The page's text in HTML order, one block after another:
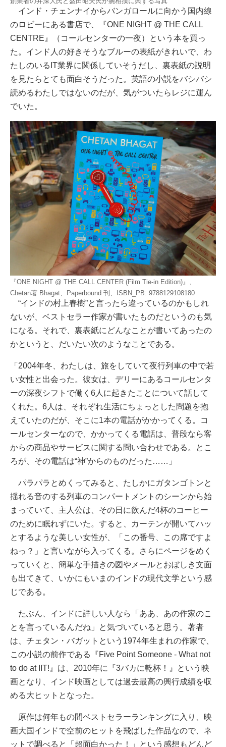
インド・チェンナイからバンガロールに向かう国内線
のロビーにある書店で、『ONE NIGHT @ THE CALL
CENTRE』（コールセンターの一夜）という本を買っ
た。インド人の好きそうなブルーの表紙がきれいで、わ
たしのいるIT業界に関係していそうだし、裏表紙の説明
を見たらとても面白そうだった。英語の小説をバシバシ
読めるわたしではないのだが、気がついたらレジに運ん
でいた。
『ONE NIGHT @ THE CALL CENTER (Film Tie-in Edition)』、
Chetan著 Bhagat、Paperbound 刊、ISBN_PB: 9788129108180
“インドの村上春樹”と言ったら違っているのかもしれ
ないが、ベストセラー作家が書いたものだというのも気
になる。それで、裏表紙にどんなことが書いてあったの
かというと、だいたい次のようなことである。
「2004年冬、わたしは、旅をしていて夜行列車の中で若
い女性と出会った。彼女は、デリーにあるコールセンタ
ーの深夜シフトで働く6人に起きたことについて話して
くれた。6人は、それぞれ生活にちょっとした問題を抱
えていたのだが、そこに1本の電話がかかってくる。コ
ールセンターなので、かかってくる電話は、普段なら客
からの商品やサービスに関する問い合わせである。とこ
ろが、その電話は“神”からのものだった……」
パラパラとめくってみると、たしかにガタンゴトンと
揺れる音のする列車のコンパートメントのシーンから始
まっていて、主人公は、その日に飲んだ4杯のコーヒー
のために眠れずにいた。すると、カーテンが開いてハッ
とするような美しい女性が、「この番号、この席ですよ
ねっ？」と言いながら入ってくる。さらにページをめく
っていくと、簡単な手描きの図やメールとおぼしき文面
も出てきて、いかにもいまのインドの現代文学という感
じである。
たぶん、インドに詳しい人なら「ああ、あの作家のこ
とを言っているんだね」と気づいていると思う。著者
は、チェタン・バガットという1974年生まれの作家で、
この小説の前作である『Five Point Someone - What not
to do at IIT!』は、2010年に『3バカに乾杯！』という映
画となり、インド映画としては過去最高の興行成績を収
める大ヒットとなった。
原作は何年もの間ベストセラーランキングに入り、映
画大国インドで空前のヒットを飛ばした作品なので、ネ
ットで調べると「超面白かった！」という感想もどんど